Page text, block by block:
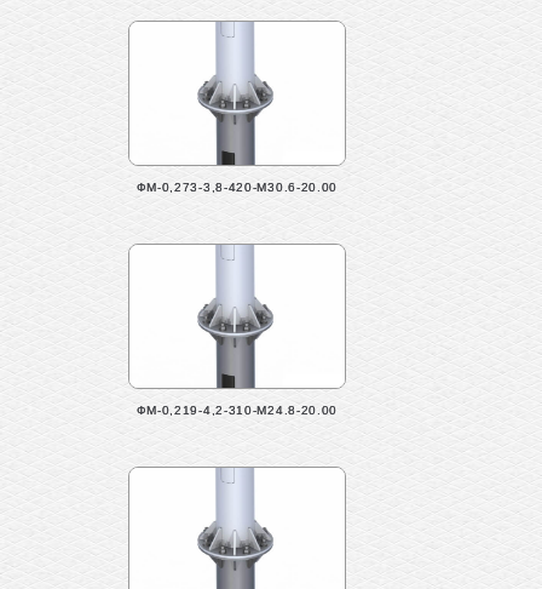
ФМ-0,273-3,8-420-М30.6-20.00
ФМ-0,219-4,2-310-М24.8-20.00